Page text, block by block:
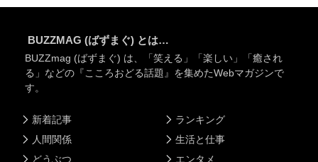
BUZZMAG (ばずまぐ) とは…
BUZZmag (ばずまぐ) は、「笑える」「楽しい」「癒され
る」などの『こころおどる話題』を集めたWebマガジンで
す。
新着記事
人間関係
どうぶつ
ランキング
生活と仕事
エンタメ